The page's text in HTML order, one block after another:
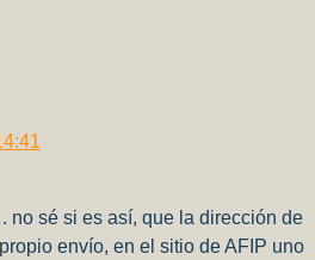
no sé si es así, que la dirección de
envío, en el sitio de AFIP uno